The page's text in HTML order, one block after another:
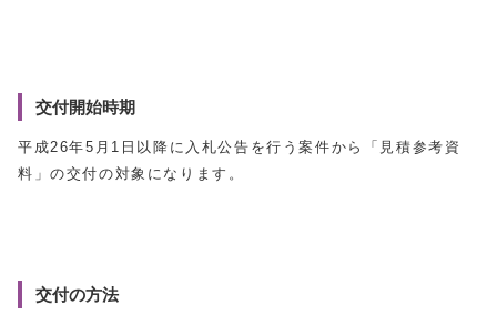
交付開始時期
平成26年5月1日以降に入札公告を行う案件から「見積参考資
料」の交付の対象になります。
交付の方法